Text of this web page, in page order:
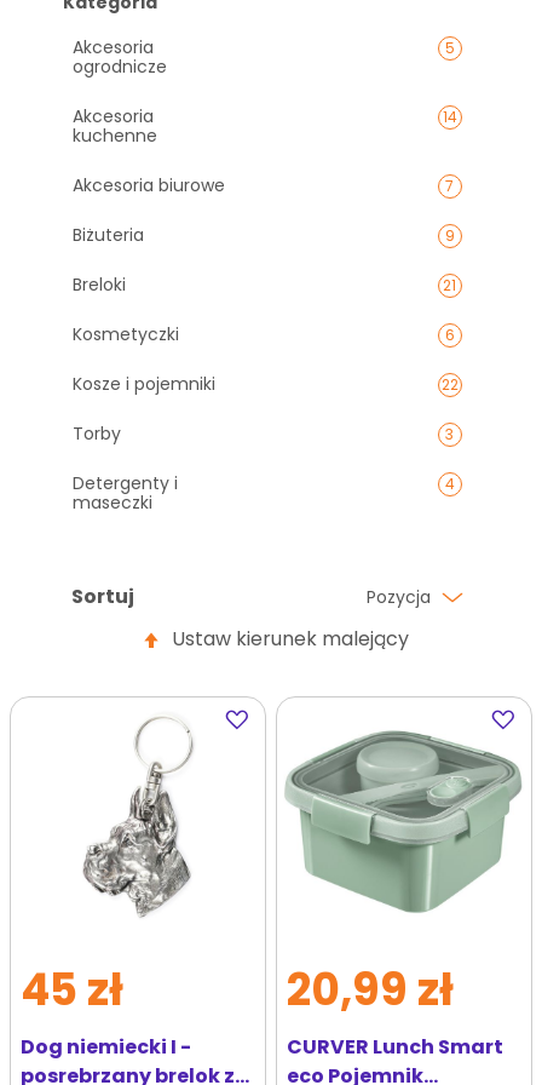
Sortuj Pozycja
Ustaw kierunek malejący
Dodaj
do
Dog niemiecki I -
posrebrzany brelok z
45 zł
Dodaj
do
CURVER Lunch Smart
eco Pojemnik
20,99 zł
Akcesoria
ogrodnicze
5
Akcesoria
kuchenne
14
Akcesoria biurowe 7
Biżuteria 9
Breloki 21
Kosmetyczki 6
Kosze i pojemniki 22
Torby 3
Detergenty i
maseczki
4